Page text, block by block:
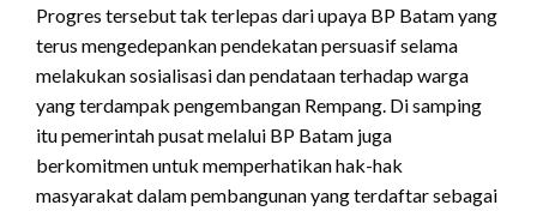
Progres tersebut tak terlepas dari upaya BP Batam yang
terus mengedepankan pendekatan persuasif selama
melakukan sosialisasi dan pendataan terhadap warga
yang terdampak pengembangan Rempang. Di samping
itu pemerintah pusat melalui BP Batam juga
berkomitmen untuk memperhatikan hak-hak
masyarakat dalam pembangunan yang terdaftar sebagai